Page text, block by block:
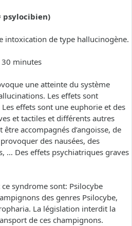
psylocibien)
intoxication de type hallucinogène.
30 minutes
une atteinte du système
Les effets sont
effets sont une euphorie et des
et tactiles et différents autres
accompagnés d’angoisse, de
des nausées, des
… Des effets psychiatriques graves
syndrome sont: Psilocybe
des genres Psilocybe,
La législation interdit la
de ces champignons.